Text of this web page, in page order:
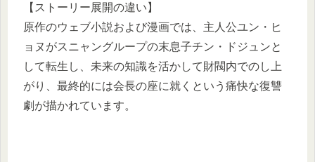
【ストーリー展開の違い】
原作のウェブ小説および漫画では、主人公ユン・ヒ
ョヌがスニャングループの末息子チン・ドジュンと
して転生し、未来の知識を活かして財閥内でのし上
がり、最終的には会長の座に就くという痛快な復讐
劇が描かれています。